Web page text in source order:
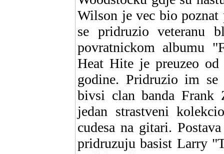
Wilson je vec bio poznat
se pridruzio veteranu
povratnickom albumu
Heat Hite je preuzeo od
godine. Pridruzio im
bivsi clan banda Frank
jedan strastveni
cudesa na gitari.
pridruzuju basist Larry